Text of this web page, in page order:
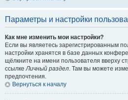
Параметры и настройки
Как мне изменить мои настройки?
Если вы являетесь зарегистрированным
настройки хранятся в базе данных
щёлкните на имени пользователя вверху
ссылкеЛичный раздел. Там вы можете
предпочтения.
Вернуться к началу